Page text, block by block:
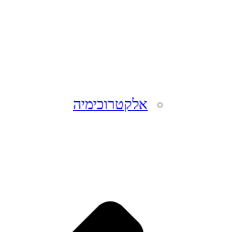
אלקטרוכימיה